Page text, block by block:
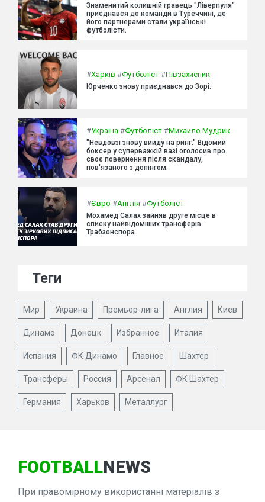
Знаменитий колишній гравець "Ліверпуля"
приєднався до команди в Туреччині, де
його партнерами стали українські
футболісти.
#Харків #Футболіст #Півзахисник
Юрченко знову приєднався до Зорі.
#Україна #Футболіст #Михайло Мудрик
"Невдовзі знову вийду на ринг." Відомий
боксер у суперважкій вазі оголосив про
своє повернення після скандалу,
пов'язаного з допінгом.
#Євро #Англія #Футболіст
Мохамед Салах зайняв друге місце в
списку найвідоміших трансферів
Трабзонспора.
Теги
Мир Украина Премьер-лига Англия Киев
Динамо Донецк Избранное Италия
Испания ФК Динамо Главное Шахтер
Трансферы Россия Арсенал ФК Шахтер
Германия Харьков Металлург
FOOTBALLNEWS
При правомірному використанні матеріалів з